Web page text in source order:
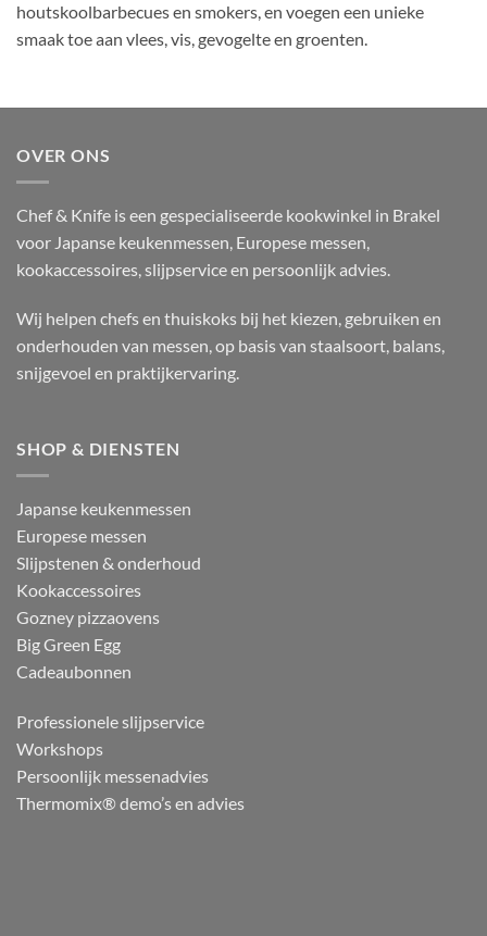
houtskoolbarbecues en smokers, en voegen een unieke
smaak toe aan vlees, vis, gevogelte en groenten.​
OVER ONS
Chef & Knife is een gespecialiseerde kookwinkel in Brakel
voor Japanse keukenmessen, Europese messen,
kookaccessoires, slijpservice en persoonlijk advies.
Wij helpen chefs en thuiskoks bij het kiezen, gebruiken en
onderhouden van messen, op basis van staalsoort, balans,
snijgevoel en praktijkervaring.
SHOP & DIENSTEN
Japanse keukenmessen
Europese messen
Slijpstenen & onderhoud
Kookaccessoires
Gozney pizzaovens
Big Green Egg
Cadeaubonnen
Professionele slijpservice
Workshops
Persoonlijk messenadvies
Thermomix® demo’s en advies